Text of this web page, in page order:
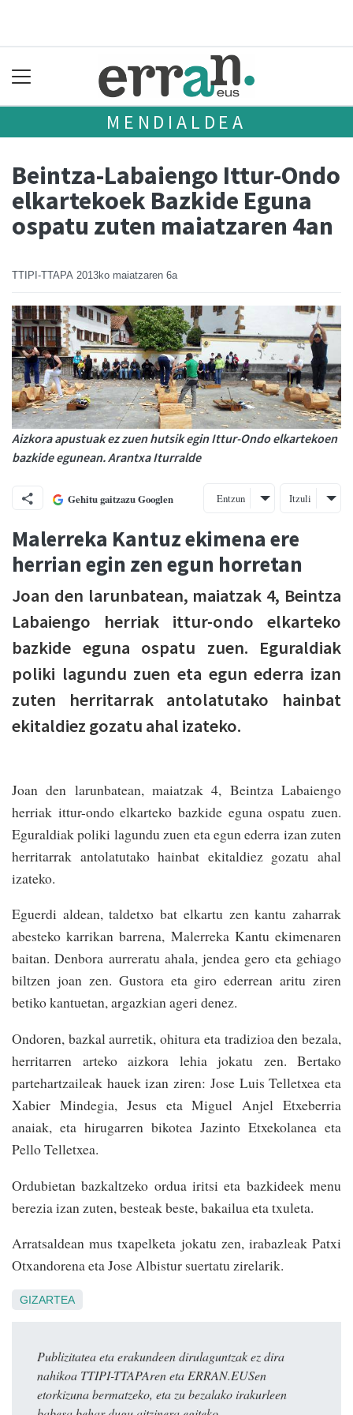
MENDIALDEA
Beintza-Labaiengo Ittur-Ondo
elkartekoek Bazkide Eguna
ospatu zuten maiatzaren 4an
TTIPI-TTAPA 2013ko maiatzaren 6a
Aizkora apustuak ez zuen hutsik egin Ittur-Ondo elkartekoen
bazkide egunean. Arantxa Iturralde
Gehitu gaitzazu Googlen Entzun Itzuli
Malerreka Kantuz ekimena ere
herrian egin zen egun horretan
Joan den larunbatean, maiatzak 4, Beintza
Labaiengo herriak ittur-ondo elkarteko
bazkide eguna ospatu zuen. Eguraldiak
poliki lagundu zuen eta egun ederra izan
zuten herritarrak antolatutako hainbat
ekitaldiez gozatu ahal izateko.
Joan den larunbatean, maiatzak 4, Beintza Labaiengo
herriak ittur-ondo elkarteko bazkide eguna ospatu zuen.
Eguraldiak poliki lagundu zuen eta egun ederra izan zuten
herritarrak antolatutako hainbat ekitaldiez gozatu ahal
izateko.
Eguerdi aldean, taldetxo bat elkartu zen kantu zaharrak
abesteko karrikan barrena, Malerreka Kantu ekimenaren
baitan. Denbora aurreratu ahala, jendea gero eta gehiago
biltzen joan zen. Gustora eta giro ederrean aritu ziren
betiko kantuetan, argazkian ageri denez.
Ondoren, bazkal aurretik, ohitura eta tradizioa den bezala,
herritarren arteko aizkora lehia jokatu zen. Bertako
partehartzaileak hauek izan ziren: Jose Luis Telletxea eta
Xabier Mindegia, Jesus eta Miguel Anjel Etxeberria
anaiak, eta hirugarren bikotea Jazinto Etxekolanea eta
Pello Telletxea.
Ordubietan bazkaltzeko ordua iritsi eta bazkideek menu
berezia izan zuten, besteak beste, bakailua eta txuleta.
Arratsaldean mus txapelketa jokatu zen, irabazleak Patxi
Otxandorena eta Jose Albistur suertatu zirelarik.
GIZARTEA
Publizitatea eta erakundeen dirulaguntzak ez dira
nahikoa TTIPI-TTAPAren eta ERRAN.EUSen
etorkizuna bermatzeko, eta zu bezalako irakurleen